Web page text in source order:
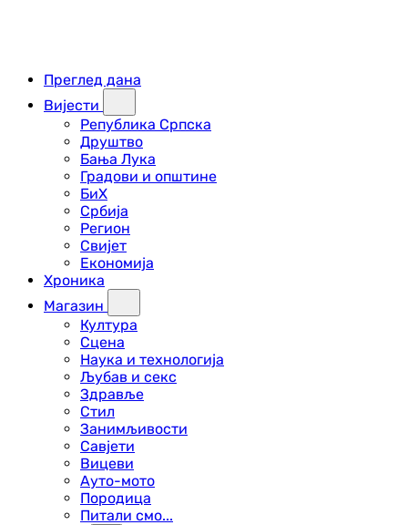
Преглед дана
Вијести
Република Српска
Друштво
Бања Лука
Градови и општине
БиХ
Србија
Регион
Свијет
Економија
Хроника
Магазин
Култура
Сцена
Наука и технологија
Љубав и секс
Здравље
Стил
Занимљивости
Савјети
Вицеви
Ауто-мото
Породица
Питали смо...